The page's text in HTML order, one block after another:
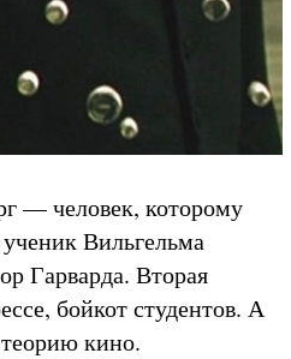
— человек, которому
Вильгельма
Гарварда. Вторая
бойкот студентов. А
кино.